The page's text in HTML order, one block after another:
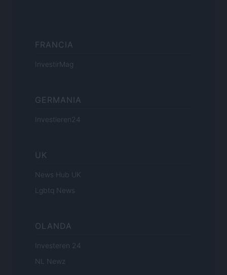
FRANCIA
InvestirMag
GERMANIA
Investieren24
UK
News Hub UK
Lgbtq News
OLANDA
Investeren 24
NL Newz